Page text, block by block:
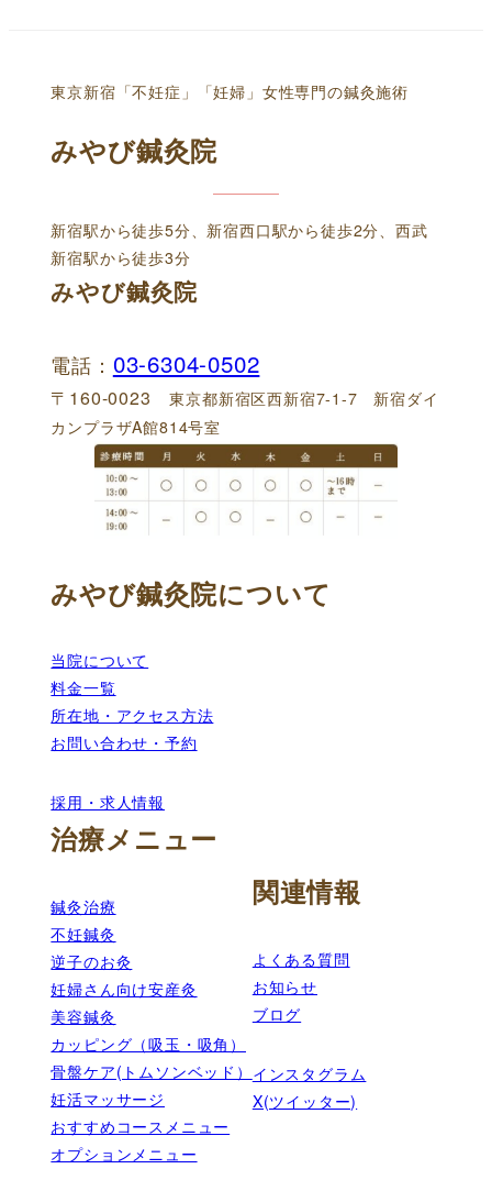
東京新宿「不妊症」「妊婦」女性専門の鍼灸施術
みやび鍼灸院
新宿駅から徒歩5分、新宿西口駅から徒歩2分、西武
新宿駅から徒歩3分
みやび鍼灸院
電話： 03-6304-0502
〒160-0023東京都新宿区西新宿7-1-7 新宿ダイ
カンプラザA館814号室
みやび鍼灸院について
当院について
料金一覧
所在地・アクセス方法
お問い合わせ・予約
採用・求人情報
治療メニュー
鍼灸治療
不妊鍼灸
逆子のお灸
妊婦さん向け安産灸
美容鍼灸
カッピング（吸玉・吸角）
骨盤ケア(トムソンベッド）
妊活マッサージ
おすすめコースメニュー
オプションメニュー
関連情報
よくある質問
お知らせ
ブログ
インスタグラム
X(ツイッター)